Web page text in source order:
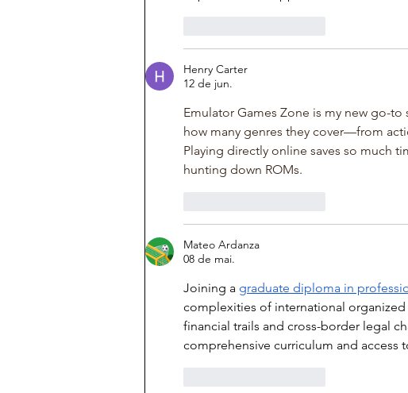
Henry Carter
12 de jun.
Emulator Games Zone is my new go-to
how many genres they cover—from
Playing directly online saves so much
hunting down ROMs.
Mateo Ardanza
08 de mai.
Joining a graduate diploma in
complexities of international
financial trails and cross-border legal
comprehensive curriculum and access